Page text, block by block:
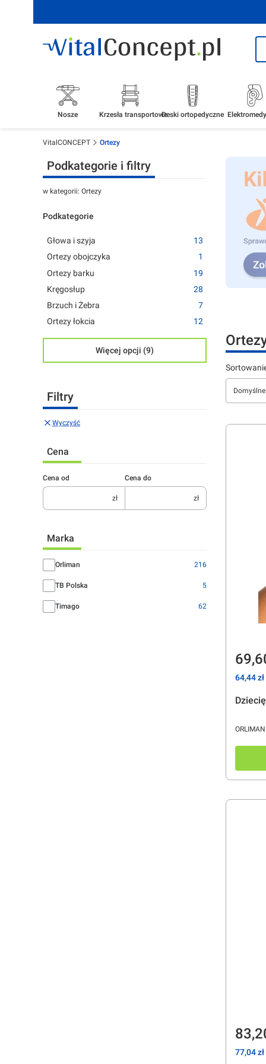
Nosze Krzesła transportoweDeski ortopedyczne
VitalCONCEPT Ortezy
Podkategorie i filtry
w kategorii: Ortezy
Podkategorie
Głowa i szyja
13
Ortezy obojczyka
1
Ortezy barku
19
Kręgosłup
28
Brzuch i Żebra
7
Ortezy łokcia
12
Więcej opcji (9)
Filtry
Wyczyść
Cena
Cena od
zł
Cena do
zł
Marka
MarkaOrliman 216
TB Polska 5
Timago 62
Lista
Domyślne
ORLIMAN
Cena
64,44 zł
Cena
77,04 zł